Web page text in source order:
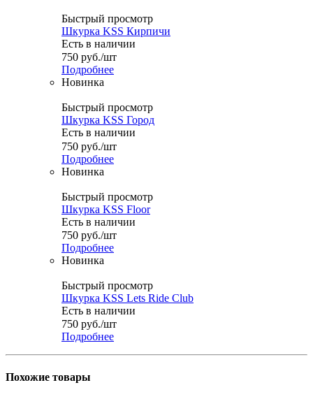
Быстрый просмотр
Шкурка KSS Кирпичи
Есть в наличии
750 руб./шт
Подробнее
Новинка
Быстрый просмотр
Шкурка KSS Город
Есть в наличии
750 руб./шт
Подробнее
Новинка
Быстрый просмотр
Шкурка KSS Floor
Есть в наличии
750 руб./шт
Подробнее
Новинка
Быстрый просмотр
Шкурка KSS Lets Ride Club
Есть в наличии
750 руб./шт
Подробнее
Похожие товары